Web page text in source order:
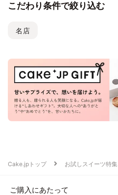
こだわり条件で絞り込む
名店
Cake.jpトップ お試しスイーツ特集
ご購入にあたって